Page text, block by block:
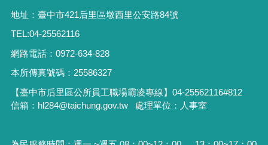
地址：臺中市421后里區墩西里公安路84號
TEL:04-25562116
網路電話：0972-634-828
本所傳真號碼：25586327
【臺中市后里區公所員工職場霸凌專線】04-25562116#812
信箱：hl284@taichung.gov.tw 處理單位：人事室